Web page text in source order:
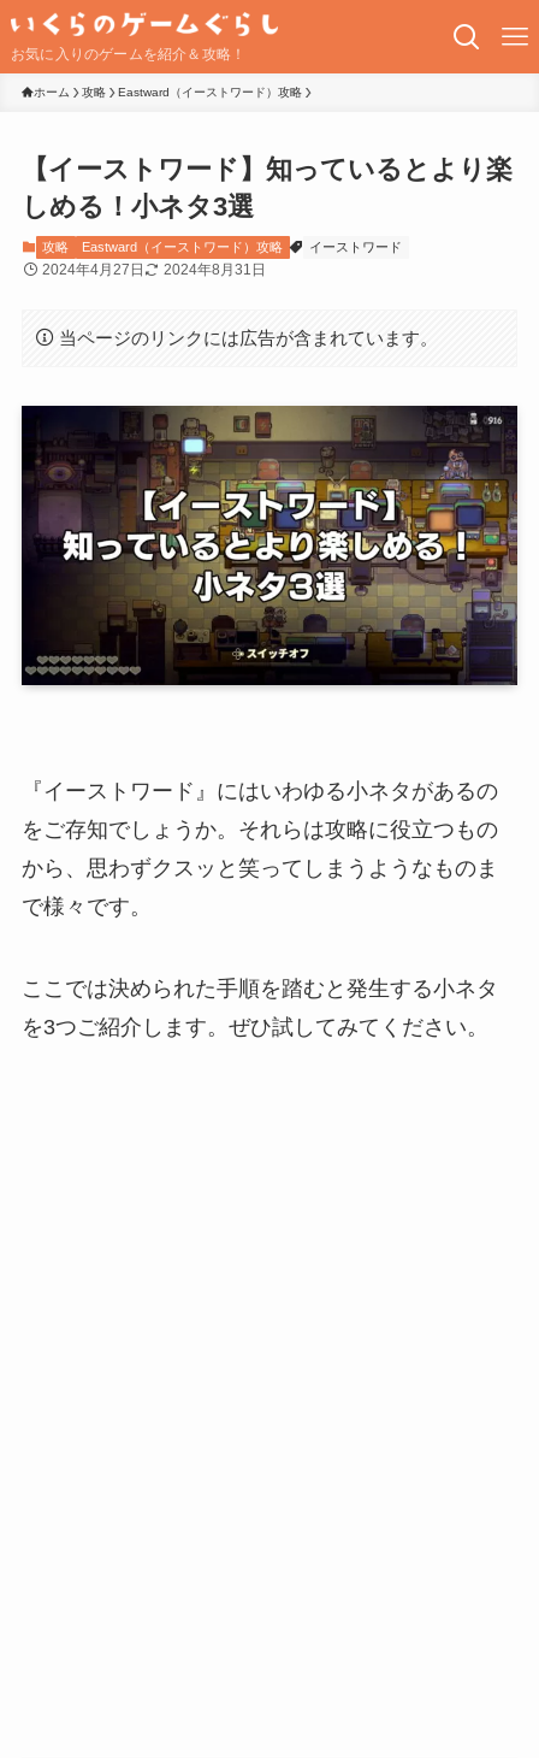
お気に入りのゲームを紹介＆攻略！
ホーム 攻略 Eastward（イーストワード）攻略
【イーストワード】知っているとより楽
しめる！小ネタ3選
攻略 Eastward（イーストワード）攻略 イーストワード
2024年4月27日 2024年8月31日
当ページのリンクには広告が含まれています。
『イーストワード』にはいわゆる小ネタがあるの
をご存知でしょうか。それらは攻略に役立つもの
から、思わずクスッと笑ってしまうようなものま
で様々です。
ここでは決められた手順を踏むと発生する小ネタ
を3つご紹介します。ぜひ試してみてください。